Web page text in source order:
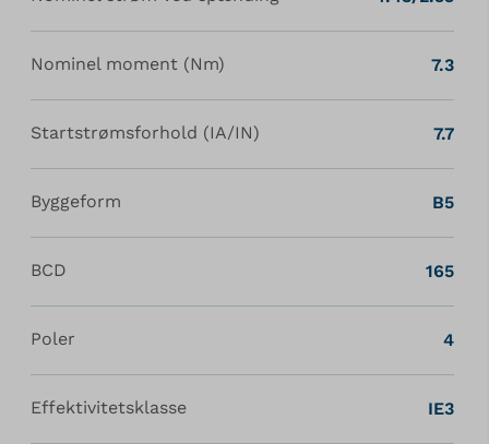
Nominel moment (Nm) 7.3
Startstrømsforhold (IA/IN) 7.7
Byggeform B5
BCD 165
Poler 4
Effektivitetsklasse IE3